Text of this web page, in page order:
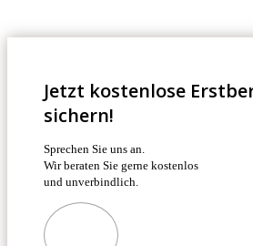
Jetzt kostenlose
sichern!
Sprechen Sie uns an.
Wir beraten Sie gerne kostenlos
und unverbindlich.